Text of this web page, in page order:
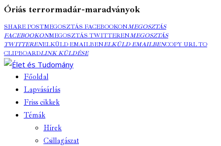
Óriás terrormadár-maradványok
SHARE POSTMEGOSZTÁS FACEBOOKONMEGOSZTÁS
FACEBOOKONMEGOSZTÁS TWITTERENMEGOSZTÁS
TWITTERENELKÜLD EMAILBENELKÜLD EMAILBENCOPY URL TO
CLIPBOARDLINK KÜLDÉSE
Főoldal
Lapvásárlás
Friss cikkek
Témák
Hírek
Csillagászat